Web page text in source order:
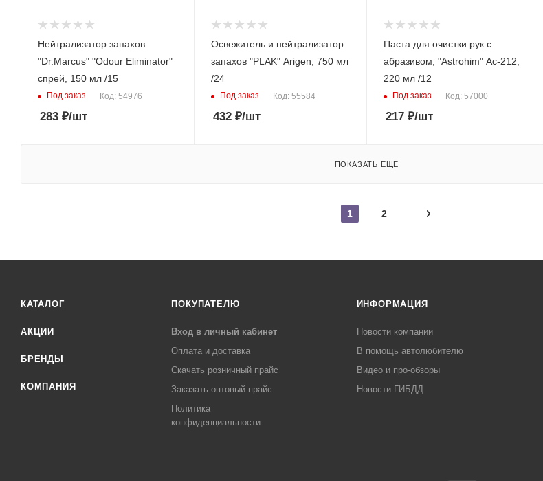
Нейтрализатор запахов
"Dr.Marcus" "Odour Eliminator"
спрей, 150 мл /15
Под заказ Код: 54976
283 ₽/шт
Освежитель и нейтрализатор
запахов "PLAK" Arigen, 750 мл
/24
Под заказ Код: 55584
432₽/шт
Паста для очистки рук с
абразивом, "Astrohim" Ас-212,
220 мл /12
Под заказ Код: 57000
217 ₽/шт
ПОКАЗАТЬ ЕЩЕ
1 2
КАТАЛОГ
АКЦИИ
БРЕНДЫ
КОМПАНИЯ
ПОКУПАТЕЛЮ
Вход в личный кабинет
Оплата и доставка
Скачать розничный прайс
Заказать оптовый прайс
Политика
конфиденциальности
ИНФОРМАЦИЯ
Новости компании
В помощь автолюбителю
Видео и про-обзоры
Новости ГИБДД